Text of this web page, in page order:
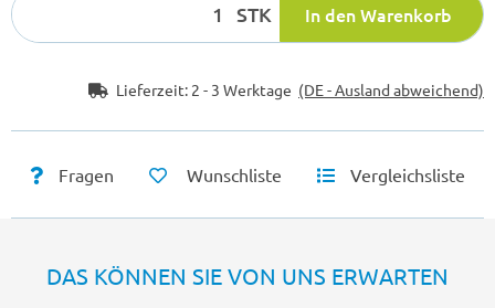
STK In den Warenkorb
Lieferzeit: 2 - 3 Werktage (DE - Ausland abweichend)
Fragen Wunschliste Vergleichsliste
DAS KÖNNEN SIE VON UNS ERWARTEN